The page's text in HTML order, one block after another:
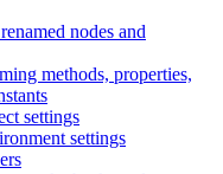
nodes and
methods, properties,
settings
settings